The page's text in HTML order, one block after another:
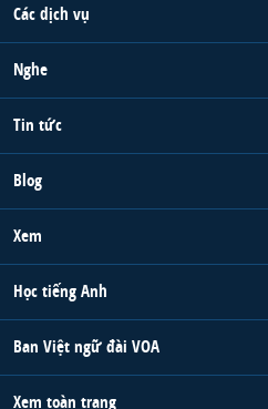
Các dịch vụ
Nghe
Tin tức
Blog
Xem
Học tiếng Anh
Ban Việt ngữ đài VOA
Xem toàn trang